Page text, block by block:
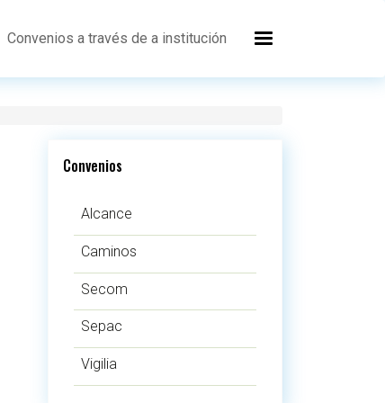
Convenios a través de a institución
Convenios
Alcance
Caminos
Secom
Sepac
Vigilia